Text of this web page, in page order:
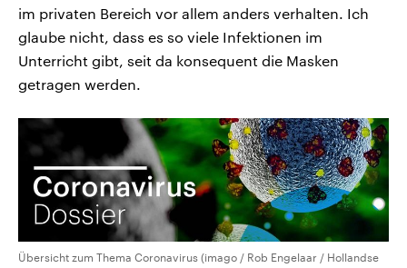
im privaten Bereich vor allem anders verhalten. Ich
glaube nicht, dass es so viele Infektionen im
Unterricht gibt, seit da konsequent die Masken
getragen werden.
Übersicht zum Thema Coronavirus (imago / Rob Engelaar / Hollandse